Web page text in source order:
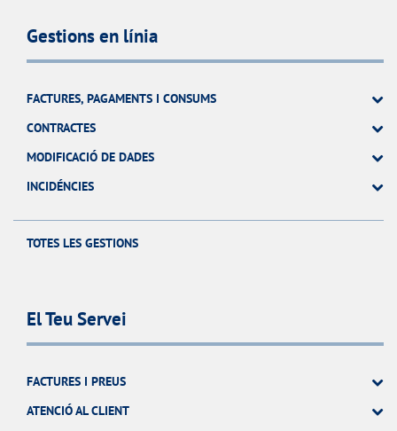
Gestions en línia
FACTURES, PAGAMENTS I CONSUMS
CONTRACTES
MODIFICACIÓ DE DADES
INCIDÉNCIES
TOTES LES GESTIONS
El Teu Servei
FACTURES I PREUS
ATENCIÓ AL CLIENT